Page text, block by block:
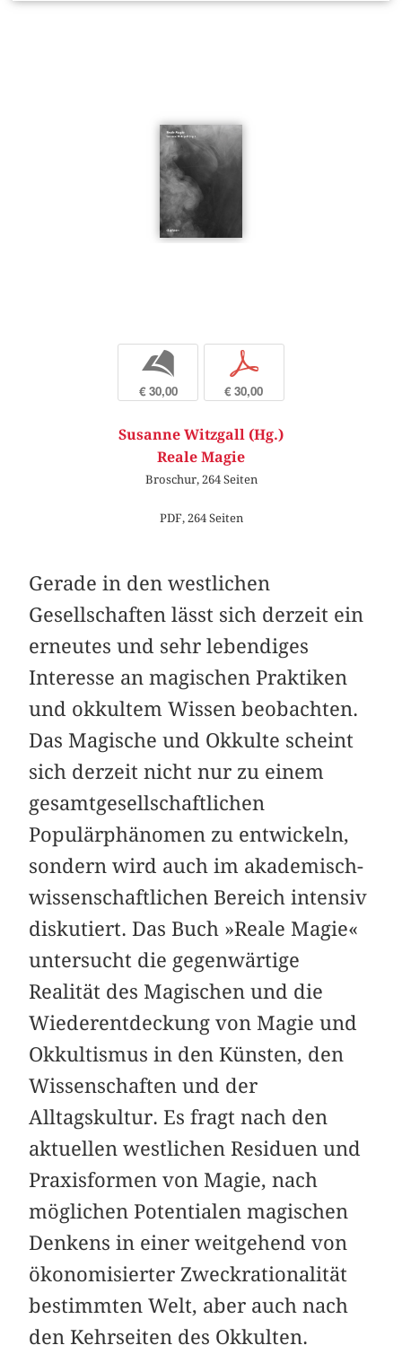
b
€ 30,00
p
€ 30,00
Susanne Witzgall (Hg.)
Reale Magie
Broschur, 264 Seiten
PDF, 264 Seiten
Gerade in den westlichen
Gesellschaften lässt sich derzeit ein
erneutes und sehr lebendiges
Interesse an magischen Prak­tiken
und okkultem Wissen beobachten.
Das Magische und Okkulte scheint
sich derzeit nicht nur zu einem
gesamt­gesellschaftlichen
Populärphänomen zu entwickeln,
sondern wird auch im akademisch-
wissenschaftlichen Bereich intensiv
diskutiert. Das Buch »Reale Magie«
untersucht die gegenwärtige
Realität des Magischen und die
Wiederentdeckung von Magie und
Okkultismus in den Künsten, den
Wissenschaften und der
Alltagskultur. Es fragt nach den
aktuellen westlichen Residuen und
Praxisformen von Magie, nach
möglichen Potentialen magischen
Denkens in einer weitgehend von
ökonomisierter Zweckrationalität
bestimmten Welt, aber auch nach
den Kehr­seiten des Okkulten.